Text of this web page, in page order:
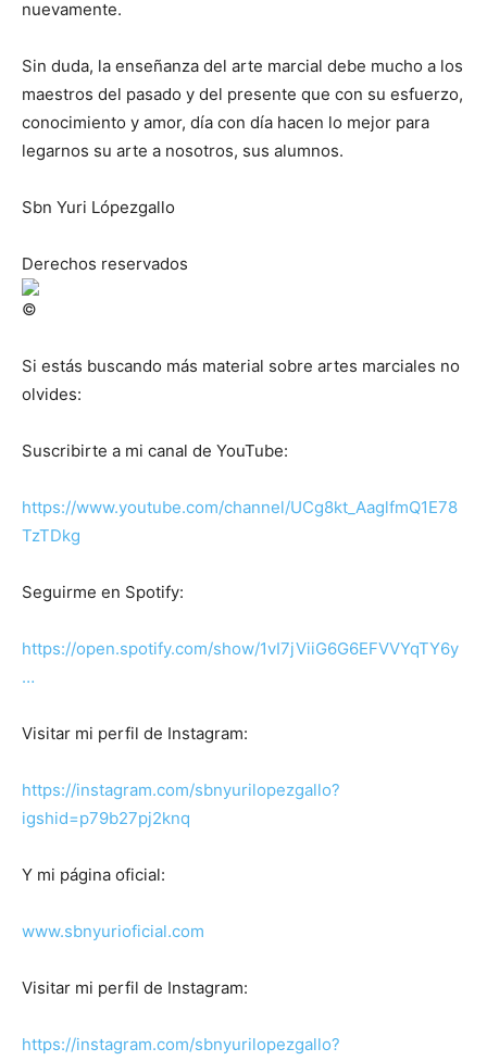
nuevamente.
Sin duda, la enseñanza del arte marcial debe mucho a los
maestros del pasado y del presente que con su esfuerzo,
conocimiento y amor, día con día hacen lo mejor para
legarnos su arte a nosotros, sus alumnos.
Sbn Yuri Lópezgallo
Derechos reservados
Si estás buscando más material sobre artes marciales no
olvides:
Suscribirte a mi canal de YouTube:
https://www.youtube.com/channel/UCg8kt_AaglfmQ1E78
TzTDkg
Seguirme en Spotify:
https://open.spotify.com/show/1vI7jViiG6G6EFVVYqTY6y
…
Visitar mi perfil de Instagram:
https://instagram.com/sbnyurilopezgallo?
igshid=p79b27pj2knq
Y mi página oficial:
www.sbnyurioficial.com
Visitar mi perfil de Instagram:
https://instagram.com/sbnyurilopezgallo?